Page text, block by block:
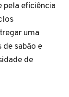
pela eficiência
uma
sabão e
de